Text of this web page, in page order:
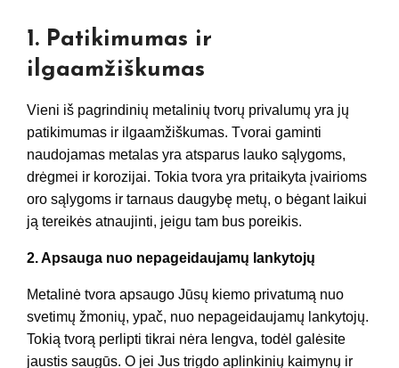
1. Patikimumas ir
ilgaamžiškumas
Vieni iš pagrindinių metalinių tvorų privalumų yra jų
patikimumas ir ilgaamžiškumas. Tvorai gaminti
naudojamas metalas yra atsparus lauko sąlygoms,
drėgmei ir korozijai. Tokia tvora yra pritaikyta įvairioms
oro sąlygoms ir tarnaus daugybę metų, o bėgant laikui
ją tereikės atnaujinti, jeigu tam bus poreikis.
2. Apsauga nuo nepageidaujamų lankytojų
Metalinė tvora apsaugo Jūsų kiemo privatumą nuo
svetimų žmonių, ypač, nuo nepageidaujamų lankytojų.
Tokią tvorą perlipti tikrai nėra lengva, todėl galėsite
jaustis saugūs. O jei Jus trigdo aplinkinių kaimynų ir